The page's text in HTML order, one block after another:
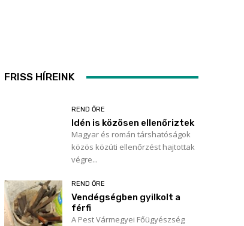
FRISS HÍREINK
REND ŐRE
Idén is közösen ellenőriztek
Magyar és román társhatóságok
közös közúti ellenőrzést hajtottak
végre...
REND ŐRE
Vendégségben gyilkolt a
férfi
A Pest Vármegyei Főügyészség